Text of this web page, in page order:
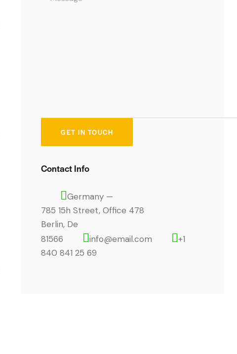
Contact Info
Germany —
785 15h Street, Office 478
Berlin, De
81566
info@email.com
+1
840 841 25 69